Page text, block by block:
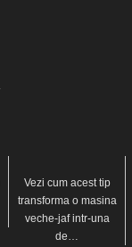
Vezi cum acest tip
transforma o masina
veche-jaf intr-una
de…